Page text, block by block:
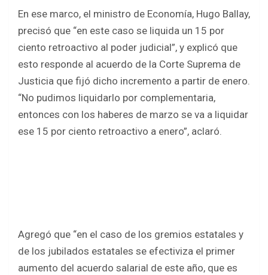
En ese marco, el ministro de Economía, Hugo Ballay,
precisó que “en este caso se liquida un 15 por
ciento retroactivo al poder judicial”, y explicó que
esto responde al acuerdo de la Corte Suprema de
Justicia que fijó dicho incremento a partir de enero.
“No pudimos liquidarlo por complementaria,
entonces con los haberes de marzo se va a liquidar
ese 15 por ciento retroactivo a enero”, aclaró.
Agregó que “en el caso de los gremios estatales y
de los jubilados estatales se efectiviza el primer
aumento del acuerdo salarial de este año, que es